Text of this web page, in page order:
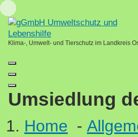
Skip
to
content
Loading...
Klima-, Umwelt- und Tierschutz im Landkreis
Umsiedlung
Home -